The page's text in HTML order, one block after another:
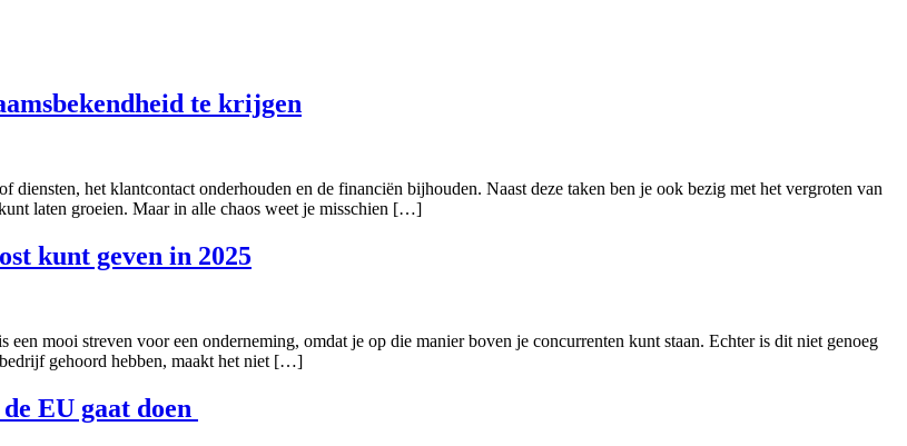
te krijgen
het klantcontact onderhouden en de financiën bijhouden. Naast deze taken ben je ook bezig met het vergroten van
laten groeien. Maar in alle chaos weet je misschien […]
kunt geven in 2025
mooi streven voor een onderneming, omdat je op die manier boven je concurrenten kunt staan. Echter is dit niet genoeg
gehoord hebben, maakt het niet […]
EU gaat doen